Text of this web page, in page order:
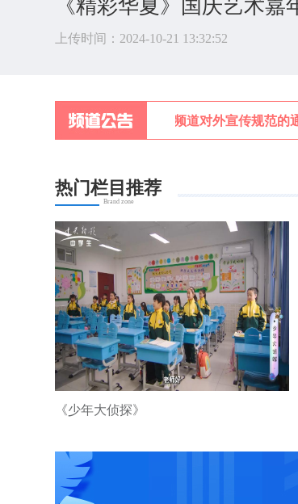
《精彩华夏》国庆艺术嘉
上传时间：2024-10-21 13:32:52
关于中央新影中学生频道对外宣传规范的通
热门栏目推荐
Brand zone
《少年大侦探》